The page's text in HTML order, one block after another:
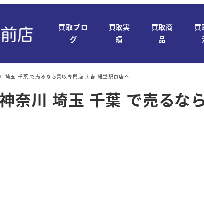
買取ブロ
グ
買取実
績
買取商
品
買
玉 千葉 で売るなら買取専門店 大吉 経堂駅前店へ!!
川 埼玉 千葉 で売るな